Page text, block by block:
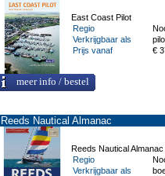
East Coast Pilot
Regio
Verkrijgbaar als
Prijs vanaf
€
meer info / bestel
Reeds Nautical Almanac
Reeds Nautical Almanac
Regio
Verkrijgbaar als